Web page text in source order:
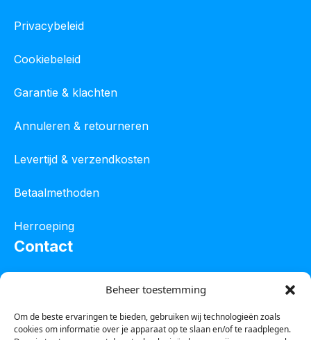
Beheer toestemming
Om de beste ervaringen te bieden, gebruiken wij technologieën zoals
cookies om informatie over je apparaat op te slaan en/of te raadplegen.
Privacybeleid
Cookiebeleid
Garantie & klachten
Annuleren & retourneren
Levertijd & verzendkosten
Betaalmethoden
Herroeping
Contact
Tel :0850601800